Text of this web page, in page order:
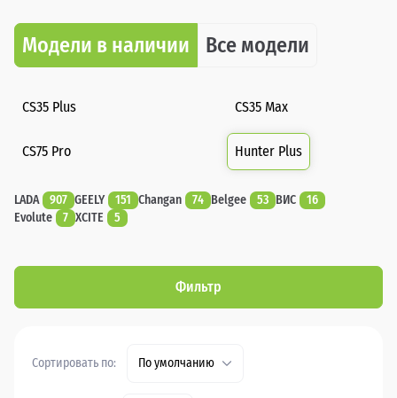
Модели в наличии Все модели
CS35 Plus CS35 Max
CS75 Pro Hunter Plus
LADA 907 GEELY 151 Changan 74 Belgee 53 ВИС
16
Evolute
7 XCITE 5
Фильтр
Сортировать по: По умолчанию